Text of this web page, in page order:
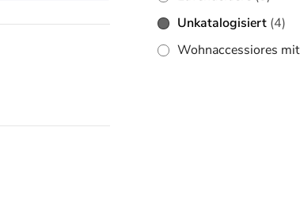
Unkatalogisiert (4)
Wohnaccessiores